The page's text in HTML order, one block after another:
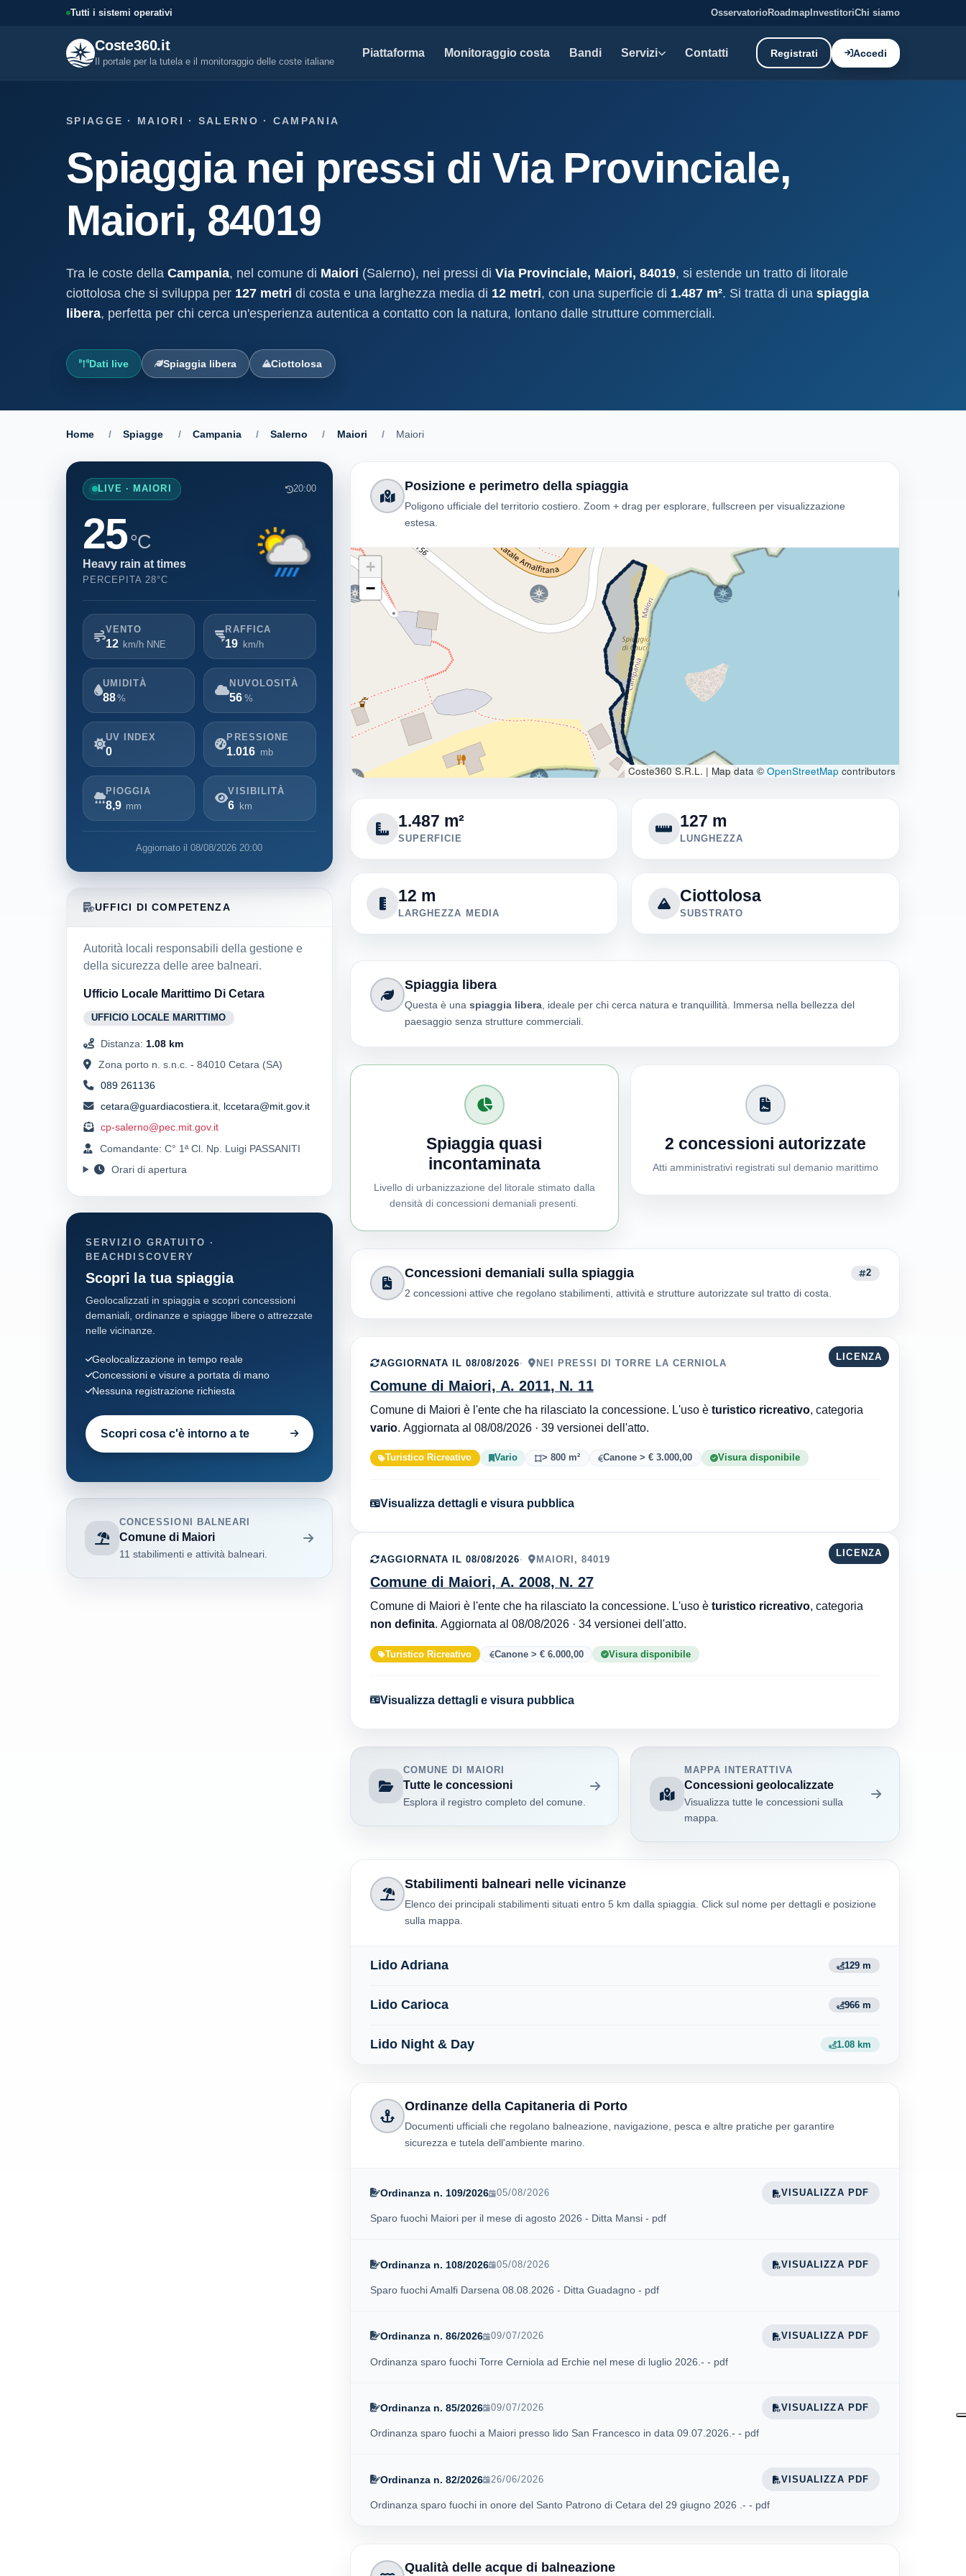
Tutti i sistemi operativi OsservatorioRoadmap InvestitoriChi siamo
Coste360.it
Il portale per la tutela e il monitoraggio delle coste italiane
Piattaforma Monitoraggio costa Bandi Servizi
Visure, fascicoli, verifica concessioni e
altro.
Visura concessione demaniale
marittima
Un documento sintetico della concessione
demaniale marittima
demaniale marittima
Storico completo ed evolutivo della
Soluzioni per studi tecnici, legali e PA.
Modello D1
Atti, soggetti e canoni del demanio
marittimo.
I nostri dati
Open data costieri aggiornati mensilmente.
Contatti Registrati Accedi
SPIAGGE · MAIORI · SALERNO · CAMPANIA
Spiaggia nei pressi di Via Provinciale,
Maiori, 84019
Tra le coste della Campania, nel comune di Maiori (Salerno), nei pressi di Via Provinciale, Maiori, 84019, si estende un tratto di litorale
ciottolosa che si sviluppa per 127 metri di costa e una larghezza media di 12 metri, con una superficie di 1.487 m². Si tratta di una spiaggia
libera, perfetta per chi cerca un'esperienza autentica a contatto con la natura, lontano dalle strutture commerciali.
Dati live Spiaggia libera Ciottolosa
Home / Spiagge / Campania / Salerno / Maiori / Maiori
Posizione e perimetro della spiaggia
Poligono ufficiale del territorio costiero. Zoom + drag per esplorare, fullscreen per visualizzazione
estesa.
+
−
Coste360 S.R.L. | Map data © OpenStreetMap contributors
1.487 m²
SUPERFICIE
127 m
LUNGHEZZA
12 m
LARGHEZZA MEDIA
Ciottolosa
SUBSTRATO
Spiaggia libera
Questa è una spiaggia libera, ideale per chi cerca natura e tranquillità. Immersa nella bellezza del
paesaggio senza strutture commerciali.
Spiaggia quasi
incontaminata
Livello di urbanizzazione del litorale stimato dalla
densità di concessioni demaniali presenti.
2 concessioni autorizzate
Atti amministrativi registrati sul demanio marittimo
Concessioni demaniali sulla spiaggia
2 concessioni attive che regolano stabilimenti, attività e strutture autorizzate sul tratto di costa.
2
LICENZA
AGGIORNATA IL 08/08/2026 NEI PRESSI DI TORRE LA CERNIOLA
Comune di Maiori, A. 2011, N. 11
Comune di Maiori è l'ente che ha rilasciato la concessione. L'uso è turistico ricreativo , categoria
vario
. Aggiornata al 08/08/2026 · 39 versionei dell'atto.
Turistico Ricreativo Vario > 800 m² Canone > € 3.000,00 Visura disponibile
Visualizza dettagli e visura pubblica
LICENZA
AGGIORNATA IL 08/08/2026 MAIORI, 84019
Comune di Maiori, A. 2008, N. 27
Comune di Maiori è l'ente che ha rilasciato la concessione. L'uso è turistico ricreativo , categoria
non definita
. Aggiornata al 08/08/2026 · 34 versionei dell'atto.
Turistico Ricreativo Canone > € 6.000,00 Visura disponibile
Visualizza dettagli e visura pubblica
COMUNE DI MAIORI
Tutte le concessioni
Esplora il registro completo del comune.
MAPPA INTERATTIVA
Concessioni geolocalizzate
Visualizza tutte le concessioni sulla
mappa.
Stabilimenti balneari nelle vicinanze
Elenco dei principali stabilimenti situati entro 5 km dalla spiaggia. Click sul nome per dettagli e posizione
sulla mappa.
Lido Adriana 129 m
Lido Carioca 966 m
Lido Night & Day 1.08 km
Ordinanze della Capitaneria di Porto
Documenti ufficiali che regolano balneazione, navigazione, pesca e altre pratiche per garantire
sicurezza e tutela dell'ambiente marino.
Ordinanza n. 109/2026 05/08/2026 VISUALIZZA PDF
Sparo fuochi Maiori per il mese di agosto 2026 - Ditta Mansi - pdf
Ordinanza n. 108/2026 05/08/2026 VISUALIZZA PDF
Sparo fuochi Amalfi Darsena 08.08.2026 - Ditta Guadagno - pdf
Ordinanza n. 86/2026 09/07/2026 VISUALIZZA PDF
Ordinanza sparo fuochi Torre Cerniola ad Erchie nel mese di luglio 2026.- - pdf
Ordinanza n. 85/2026 09/07/2026 VISUALIZZA PDF
Ordinanza sparo fuochi a Maiori presso lido San Francesco in data 09.07.2026.- - pdf
Ordinanza n. 82/2026 26/06/2026 VISUALIZZA PDF
Ordinanza sparo fuochi in onore del Santo Patrono di Cetara del 29 giugno 2026 .- - pdf
Qualità delle acque di balneazione
LIVE · MAIORI 20:00
25°C
Heavy rain at times
PERCEPITA 28°C
VENTO
12 km/h NNE
RAFFICA
19 km/h
UMIDITÀ
88%
NUVOLOSITÀ
56 %
UV INDEX
0
PRESSIONE
1.016 mb
PIOGGIA
8,9 mm
VISIBILITÀ
6 km
Aggiornato il 08/08/2026 20:00
UFFICI DI COMPETENZA
Autorità locali responsabili della gestione e
della sicurezza delle aree balneari.
Ufficio Locale Marittimo Di Cetara
UFFICIO LOCALE MARITTIMO
Distanza: 1.08 km
Zona porto n. s.n.c. - 84010 Cetara (SA)
089 261136
cetara@guardiacostiera.it, lccetara@mit.gov.it
cp-salerno@pec.mit.gov.it
Comandante: C° 1ª Cl. Np. Luigi PASSANITI
Orari di apertura
SERVIZIO GRATUITO ·
BEACHDISCOVERY
Scopri la tua spiaggia
Geolocalizzati in spiaggia e scopri concessioni
demaniali, ordinanze e spiagge libere o attrezzate
nelle vicinanze.
Geolocalizzazione in tempo reale
Concessioni e visure a portata di mano
Nessuna registrazione richiesta
Scopri cosa c'è intorno a te
CONCESSIONI BALNEARI
Comune di Maiori
11 stabilimenti e attività balneari.